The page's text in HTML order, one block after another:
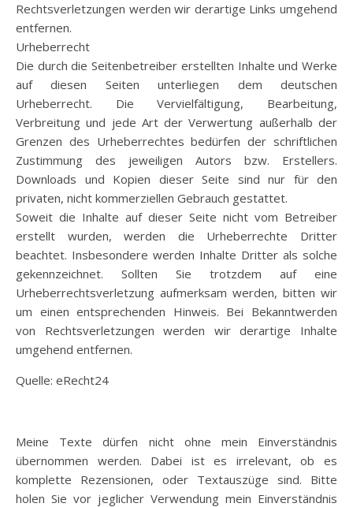
Rechtsverletzungen werden wir derartige Links umgehend
entfernen.
Urheberrecht
Die durch die Seitenbetreiber erstellten Inhalte und Werke
auf diesen Seiten unterliegen dem deutschen
Urheberrecht. Die Vervielfältigung, Bearbeitung,
Verbreitung und jede Art der Verwertung außerhalb der
Grenzen des Urheberrechtes bedürfen der schriftlichen
Zustimmung des jeweiligen Autors bzw. Erstellers.
Downloads und Kopien dieser Seite sind nur für den
privaten, nicht kommerziellen Gebrauch gestattet.
Soweit die Inhalte auf dieser Seite nicht vom Betreiber
erstellt wurden, werden die Urheberrechte Dritter
beachtet. Insbesondere werden Inhalte Dritter als solche
gekennzeichnet. Sollten Sie trotzdem auf eine
Urheberrechtsverletzung aufmerksam werden, bitten wir
um einen entsprechenden Hinweis. Bei Bekanntwerden
von Rechtsverletzungen werden wir derartige Inhalte
umgehend entfernen.
Quelle: eRecht24
Meine Texte dürfen nicht ohne mein Einverständnis
übernommen werden. Dabei ist es irrelevant, ob es
komplette Rezensionen, oder Textauszüge sind. Bitte
holen Sie vor jeglicher Verwendung mein Einverständnis